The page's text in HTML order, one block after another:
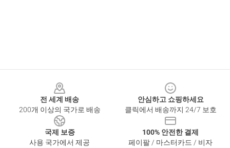
전 세계 배송
200개 이상의 국가로 배송
안심하고 쇼핑하세요
클릭에서 배송까지 24/7 보호
국제 보증
사용 국가에서 제공
100% 안전한 결제
페이팔 / 마스터카드 / 비자